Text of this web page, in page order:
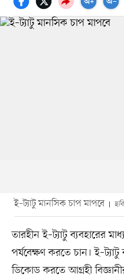
ই–ট্যাটু মানসিক চাপ মাপবে
তারহীন ই–ট্যাটু ব্যবহারের
পর্যবেক্ষণ করতে চান।
ডিকোড করতে আগ্রহী